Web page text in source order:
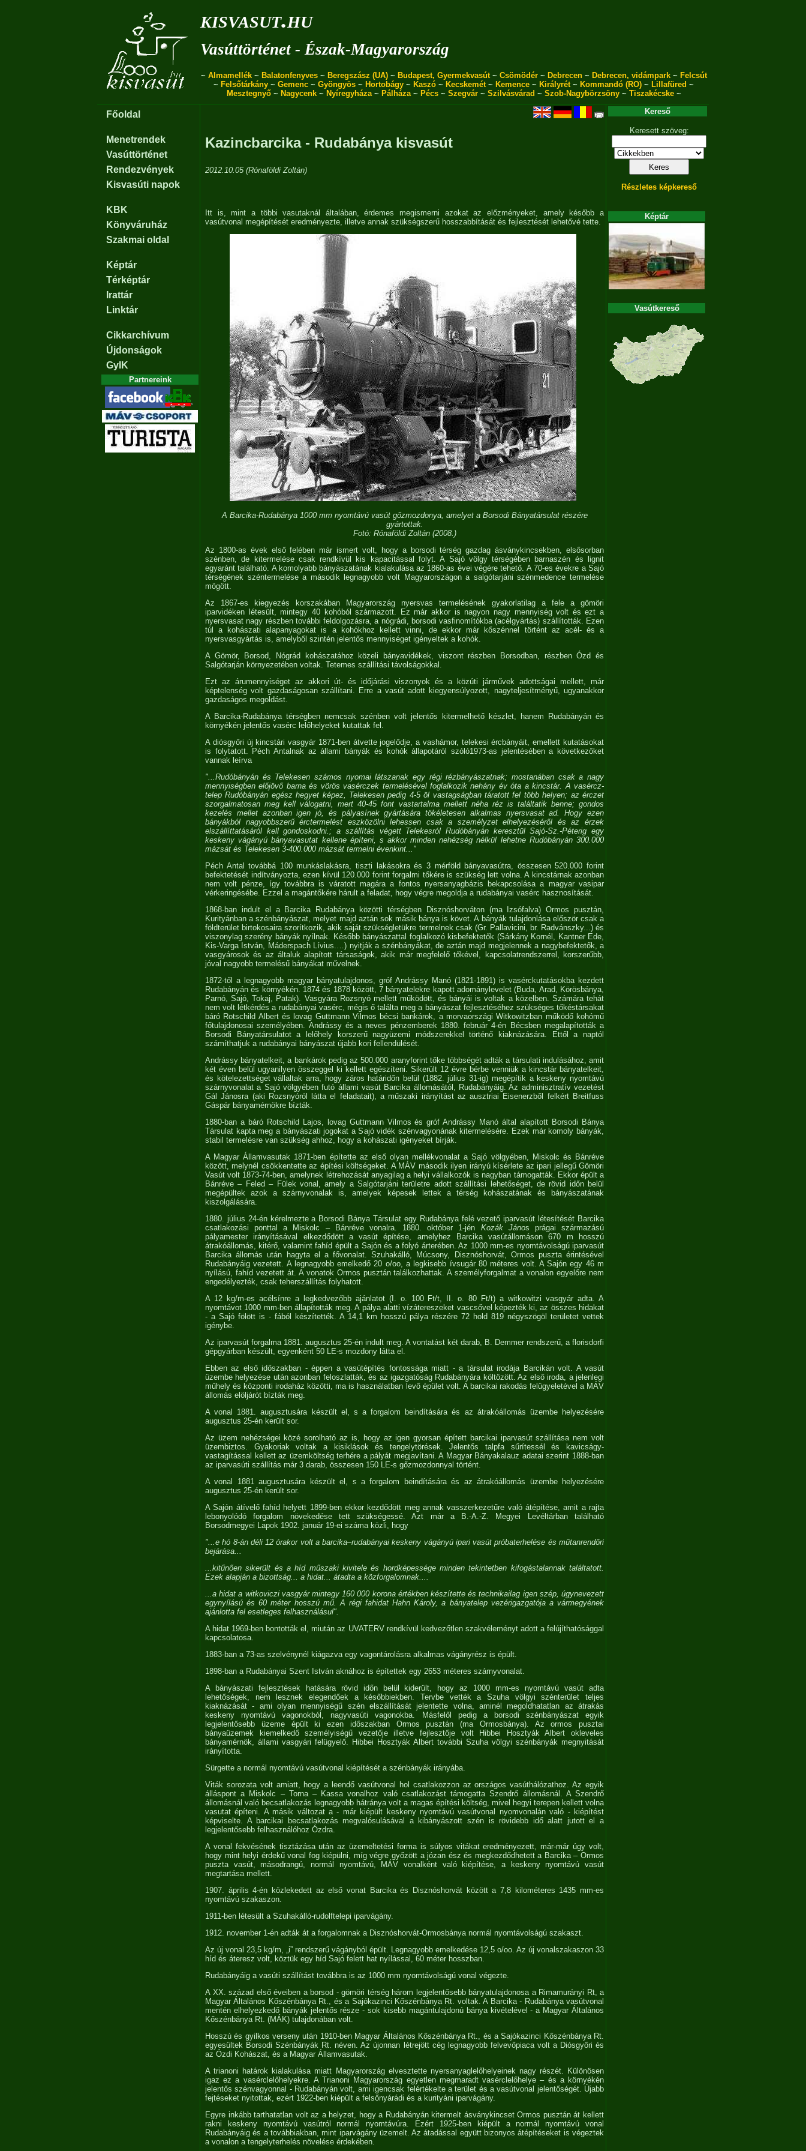
kisvasut.hu
Vasúttörténet - Észak-Magyarország
~ Almamellék~ Balatonfenyves~ Beregszász (UA)~ Budapest, Gyermekvasút~ Csömödér~ Debrecen~ Debrecen, vidámpark~ Felcsút
~ Felsőtárkány ~ Gemenc ~ Gyöngyös ~ Hortobágy ~ Kaszó ~ Kecskemét~ Kemence ~ Királyrét~ Kommandó (RO) ~ Lillafüred ~
Mesztegnyő~ Nagycenk~ Nyíregyháza~ Pálháza~ Pécs~ Szegvár~ Szilvásvárad ~ Szob-Nagybörzsöny~ Tiszakécske~
Főoldal
Menetrendek
Vasúttörténet
Rendezvények
Kisvasúti napok
KBK
Könyváruház
Szakmai oldal
Képtár
Térképtár
Irattár
Linktár
Cikkarchívum
Újdonságok
GyIK
Partnereink
Kazincbarcika - Rudabánya kisvasút
2012.10.05 (Rónaföldi Zoltán)
Itt is, mint a többi vasutaknál általában, érdemes megismerni azokat az előzményeket, amely később a
vasútvonal megépítését eredményezte, illetve annak szükségszerű hosszabbítását és fejlesztését lehetővé tette.
A Barcika-Rudabánya 1000 mm nyomtávú vasút gőzmozdonya, amelyet a Borsodi Bányatársulat részére
gyártottak.
Fotó: Rónaföldi Zoltán (2008.)
Az 1800-as évek első felében már ismert volt, hogy a borsodi térség gazdag ásványkincsekben, elsősorban
szénben, de kitermelése csak rendkívül kis kapacitással folyt. A Sajó völgy térségében barnaszén és lignit
egyaránt található. A komolyabb bányászatának kialakulása az 1860-as évei végére tehető. A 70-es évekre a Sajó
térségének széntermelése a második legnagyobb volt Magyarországon a salgótarjáni szénmedence termelése
mögött.
Az 1867-es kiegyezés korszakában Magyarország nyersvas termelésének gyakorlatilag a fele a gömöri
iparvidéken létesült, mintegy 40 kohóból származott. Ez már akkor is nagyon nagy mennyiség volt és ezt a
nyersvasat nagy részben további feldolgozásra, a nógrádi, borsodi vasfinomítókba (acélgyártás) szállították. Ezen
túl a kohászati alapanyagokat is a kohókhoz kellett vinni, de ekkor már kőszénnel történt az acél- és a
nyersvasgyártás is, amelyből szintén jelentős mennyiséget igényeltek a kohók.
A Gömör, Borsod, Nógrád kohászatához közeli bányavidékek, viszont részben Borsodban, részben Ózd és
Salgótarján környezetében voltak. Tetemes szállítási távolságokkal.
Ezt az árumennyiséget az akkori út- és időjárási viszonyok és a közúti járművek adottságai mellett, már
képtelenség volt gazdaságosan szállítani. Erre a vasút adott kiegyensúlyozott, nagyteljesítményű, ugyanakkor
gazdaságos megoldást.
A Barcika-Rudabánya térségben nemcsak szénben volt jelentős kitermelhető készlet, hanem Rudabányán és
környékén jelentős vasérc lelőhelyeket kutattak fel.
A diósgyőri új kincstári vasgyár 1871-ben átvette jogelődje, a vashámor, telekesi ércbányáit, emellett kutatásokat
is folytatott. Péch Antalnak az állami bányák és kohók állapotáról szóló1973-as jelentésében a következőket
vannak leírva
"...Rudóbányán és Telekesen számos nyomai látszanak egy régi rézbányászatnak; mostanában csak a nagy
mennyiségben előjövő barna és vörös vasérczek termelésével foglalkozik nehány év óta a kincstár. A vasércz-
telep Rudóbányán egész hegyet képez, Telekesen pedig 4-5 öl vastagságban táratott fel több helyen; az érczet
szorgalmatosan meg kell válogatni, mert 40-45 font vastartalma mellett néha réz is találtatik benne; gondos
kezelés mellet azonban igen jó, és pályasínek gyártására tökéletesen alkalmas nyersvasat ad. Hogy ezen
bányákból nagyobbszerű érctermelést eszközölni lehessen csak a személyzet elhelyezéséről és az érzek
elszállíttatásáról kell gondoskodni.; a szállítás végett Telekesról Rudóbányán keresztül Sajó-Sz.-Péterig egy
keskeny vágányú bányavasutat kellene építeni, s akkor minden nehézség nélkül lehetne Rudóbányán 300.000
mázsát és Telekesen 3-400.000 mázsát termelni évenkint..."
Péch Antal továbbá 100 munkáslakásra, tiszti lakásokra és 3 mérföld bányavasútra, összesen 520.000 forint
befektetését indítványozta, ezen kívül 120.000 forint forgalmi tőkére is szükség lett volna. A kincstárnak azonban
nem volt pénze, így továbbra is váratott magára a fontos nyersanyagbázis bekapcsolása a magyar vasipar
vérkeringésébe. Ezzel a magántőkére hárult a feladat, hogy végre megoldja a rudabányai vasérc hasznosítását.
1868-ban indult el a Barcika Rudabánya közötti térségben Disznóshorváton (ma Izsófalva) Ormos pusztán,
Kurityánban a szénbányászat, melyet majd aztán sok másik bánya is követ. A bányák tulajdonlása először csak a
földterület birtokosaira szorítkozik, akik saját szükségletükre termelnek csak (Gr. Pallavicini, br. Radvánszky...) és
viszonylag szerény bányák nyílnak. Később bányászattal foglalkozó kisbefektetők (Sárkány Kornél, Kantner Ede,
Kis-Varga István, Máderspach Lívius.…) nyitják a szénbányákat, de aztán majd megjelennek a nagybefektetők, a
vasgyárosok és az általuk alapított társaságok, akik már megfelelő tőkével, kapcsolatrendszerrel, korszerűbb,
jóval nagyobb termelésű bányákat művelnek.
1872-től a legnagyobb magyar bányatulajdonos, gróf Andrássy Manó (1821-1891) is vasérckutatásokba kezdett
Rudabányán és környékén. 1874 és 1878 között, 7 bányatelekre kapott adománylevelet (Buda, Arad, Körösbánya,
Parnó, Sajó, Tokaj, Patak). Vasgyára Rozsnyó mellett működött, és bányái is voltak a közelben. Számára tehát
nem volt létkérdés a rudabányai vasérc, mégis ő találta meg a bányászat fejlesztéséhez szükséges tőkéstársakat
báró Rotschild Albert és lovag Guttmann Vilmos bécsi bankárok, a morvaországi Witkowitzban működő kohómű
főtulajdonosai személyében. Andrássy és a neves pénzemberek 1880. február 4-én Bécsben megalapították a
Borsodi Bányatársulatot a lelőhely korszerű nagyüzemi módszerekkel történő kiaknázására. Ettől a naptól
számíthatjuk a rudabányai bányászat újabb kori fellendülését.
Andrássy bányatelkeit, a bankárok pedig az 500.000 aranyforint tőke többségét adták a társulati indulásához, amit
két éven belül ugyanilyen összeggel ki kellett egészíteni. Sikerült 12 évre bérbe venniük a kincstár bányatelkeit,
és kötelezettséget vállaltak arra, hogy záros határidőn belül (1882. július 31-ig) megépítik a keskeny nyomtávú
szárnyvonalat a Sajó völgyében futó állami vasút Barcika állomásától, Rudabányáig. Az adminisztratív vezetést
Gál Jánosra (aki Rozsnyóról látta el feladatait), a műszaki irányítást az ausztriai Eisenerzből felkért Breitfuss
Gáspár bányamérnökre bízták.
1880-ban a báró Rotschild Lajos, lovag Guttmann Vilmos és gróf Andrássy Manó által alapított Borsodi Bánya
Társulat kapta meg a bányászati jogokat a Sajó vidék szénvagyonának kitermelésére. Ezek már komoly bányák,
stabil termelésre van szükség ahhoz, hogy a kohászati igényeket bírják.
A Magyar Államvasutak 1871-ben építette az első olyan mellékvonalat a Sajó völgyében, Miskolc és Bánréve
között, melynél csökkentette az építési költségeket. A MÁV második ilyen irányú kísérlete az ipari jellegű Gömöri
Vasút volt 1873-74-ben, amelynek létrehozását anyagilag a helyi vállalkozók is nagyban támogatták. Ekkor épült a
Bánréve – Feled – Fülek vonal, amely a Salgótarjáni területre adott szállítási lehetőséget, de rövid időn belül
megépültek azok a szárnyvonalak is, amelyek képesek lettek a térség kohászatának és bányászatának
kiszolgálására.
1880. július 24-én kérelmezte a Borsodi Bánya Társulat egy Rudabánya felé vezető iparvasút létesítését Barcika
csatlakozási ponttal a Miskolc – Bánréve vonalra. 1880. október 1-jén Kozák János prágai származású
pályamester irányításával elkezdődött a vasút építése, amelyhez Barcika vasútállomáson 670 m hosszú
átrakóállomás, kitérő, valamint fahíd épült a Sajón és a folyó árterében. Az 1000 mm-es nyomtávolságú iparvasút
Barcika állomás után hagyta el a fővonalat. Szuhakálló, Múcsony, Disznóshorvát, Ormos puszta érintésével
Rudabányáig vezetett. A legnagyobb emelkedő 20 o/oo, a legkisebb ívsugár 80 méteres volt. A Sajón egy 46 m
nyílású, fahíd vezetett át. A vonatok Ormos pusztán találkozhattak. A személyforgalmat a vonalon egyelőre nem
engedélyezték, csak teherszállítás folyhatott.
A 12 kg/m-es acélsínre a legkedvezőbb ajánlatot (I. o. 100 Ft/t, II. o. 80 Ft/t) a witkowitzi vasgyár adta. A
nyomtávot 1000 mm-ben állapították meg. A pálya alatti vízátereszeket vascsővel képezték ki, az összes hidakat
- a Sajó fölött is - fából készítették. A 14,1 km hosszú pálya részére 72 hold 819 négyszögöl területet vettek
igénybe.
Az iparvasút forgalma 1881. augusztus 25-én indult meg. A vontatást két darab, B. Demmer rendszerű, a florisdorfi
gépgyárban készült, egyenként 50 LE-s mozdony látta el.
Ebben az első időszakban - éppen a vasútépítés fontossága miatt - a társulat irodája Barcikán volt. A vasút
üzembe helyezése után azonban feloszlatták, és az igazgatóság Rudabányára költözött. Az első iroda, a jelenlegi
műhely és központi irodaház közötti, ma is használatban levő épület volt. A barcikai rakodás felügyeletével a MÁV
állomás elöljárót bízták meg.
A vonal 1881. augusztusára készült el, s a forgalom beindítására és az átrakóállomás üzembe helyezésére
augusztus 25-én került sor.
Az üzem nehézségei közé sorolható az is, hogy az igen gyorsan épített barcikai iparvasút szállítása nem volt
üzembiztos. Gyakoriak voltak a kisiklások és tengelytörések. Jelentős talpfa sűrítessél és kavicságy-
vastagítással kellett az üzemköltség terhére a pályát megjavítani. A Magyar Bányakalauz adatai szerint 1888-ban
az iparvasúti szállítás már 3 darab, összesen 150 LE-s gőzmozdonnyal történt.
A vonal 1881 augusztusára készült el, s a forgalom beindítására és az átrakóállomás üzembe helyezésére
augusztus 25-én került sor.
A Sajón átívelő fahíd helyett 1899-ben ekkor kezdődött meg annak vasszerkezetűre való átépítése, amit a rajta
lebonyolódó forgalom növekedése tett szükségessé. Azt már a B.-A.-Z. Megyei Levéltárban található
Borsodmegyei Lapok 1902. január 19-ei száma közli, hogy
"...e hó 8-án déli 12 órakor volt a barcika–rudabányai keskeny vágányú ipari vasút próbaterhelése és műtanrendőri
bejárása...
...kitűnően sikerült és a híd műszaki kivitele és hordképessége minden tekintetben kifogástalannak találtatott.
Ezek alapján a bizottság... a hidat... átadta a közforgalomnak....
...a hidat a witkoviczi vasgyár mintegy 160 000 korona értékben készítette és technikailag igen szép, úgynevezett
egynyílású és 60 méter hosszú mű. A régi fahidat Hahn Károly, a bányatelep vezérigazgatója a vármegyének
ajánlotta fel esetleges felhasználásul".
A hidat 1969-ben bontották el, miután az UVATERV rendkívül kedvezőtlen szakvéleményt adott a felújíthatósággal
kapcsolatosa.
1883-ban a 73-as szelvénynél kiágazva egy vagontárolásra alkalmas vágányrész is épült.
1898-ban a Rudabányai Szent István aknához is építettek egy 2653 méteres szárnyvonalat.
A bányászati fejlesztések hatására rövid időn belül kiderült, hogy az 1000 mm-es nyomtávú vasút adta
lehetőségek, nem lesznek elegendőek a későbbiekben. Tervbe vették a Szuha völgyi szénterület teljes
kiaknázását - ami olyan mennyiségű szén elszállítását jelentette volna, aminél megoldhatatlan az átrakás
keskeny nyomtávú vagonokból, nagyvasúti vagonokba. Másfelől pedig a borsodi szénbányászat egyik
legjelentősebb üzeme épült ki ezen időszakban Ormos pusztán (ma Ormosbánya). Az ormos pusztai
bányaüzemek kiemelkedő személyiségű vezetője illetve fejlesztője volt Hibbei Hosztyák Albert okleveles
bányamérnök, állami vasgyári felügyelő. Hibbei Hosztyák Albert további Szuha völgyi szénbányák megnyitását
irányította.
Sürgette a normál nyomtávú vasútvonal kiépítését a szénbányák irányába.
Viták sorozata volt amiatt, hogy a leendő vasútvonal hol csatlakozzon az országos vasúthálózathoz. Az egyik
álláspont a Miskolc – Torna – Kassa vonalhoz való csatlakozást támogatta Szendrő állomásnál. A Szendrő
állomásnál való becsatlakozás legnagyobb hátránya volt a magas építési költség, mivel hegyi terepen kellett volna
vasutat építeni. A másik változat a - már kiépült keskeny nyomtávú vasútvonal nyomvonalán való - kiépítést
képviselte. A barcikai becsatlakozás megvalósulásával a kibányászott szén is rövidebb idő alatt jutott el a
legjelentősebb felhasználóhoz Ózdra.
A vonal fekvésének tisztázása után az üzemeltetési forma is súlyos vitákat eredményezett, már-már úgy volt,
hogy mint helyi érdekű vonal fog kiépülni, míg végre győzött a józan ész és megkezdődhetett a Barcika – Ormos
puszta vasút, másodrangú, normál nyomtávú, MÁV vonalként való kiépítése, a keskeny nyomtávú vasút
megtartása mellett.
1907. április 4-én közlekedett az első vonat Barcika és Disznóshorvát között a 7,8 kilométeres 1435 mm-es
nyomtávú szakaszon.
1911-ben létesült a Szuhakálló-rudolftelepi iparvágány.
1912. november 1-én adták át a forgalomnak a Disznóshorvát-Ormosbánya normál nyomtávolságú szakaszt.
Az új vonal 23,5 kg/m, „i” rendszerű vágányból épült. Legnagyobb emelkedése 12,5 o/oo. Az új vonalszakaszon 33
híd és áteresz volt, köztük egy híd Sajó felett hat nyílással, 60 méter hosszban.
Rudabányáig a vasúti szállítást továbbra is az 1000 mm nyomtávolságú vonal végezte.
A XX. század első éveiben a borsod - gömöri térség három legjelentősebb bányatulajdonosa a Rimamurányi Rt, a
Magyar Általános Kőszénbánya Rt., és a Sajókazinci Kőszénbánya Rt. voltak. A Barcika - Rudabánya vasútvonal
mentén elhelyezkedő bányák jelentős része - sok kisebb magántulajdonú bánya kivételével - a Magyar Általános
Kőszénbánya Rt. (MÁK) tulajdonában volt.
Hosszú és gyilkos verseny után 1910-ben Magyar Általános Kőszénbánya Rt., és a Sajókazinci Kőszénbánya Rt.
egyesültek Borsodi Szénbányák Rt. néven. Az újonnan létrejött cég legnagyobb felvevőpiaca volt a Diósgyőri és
az Ózdi Kohászat, és a Magyar Államvasutak.
A trianoni határok kialakulása miatt Magyarország elvesztette nyersanyaglelőhelyeinek nagy részét. Különösen
igaz ez a vasérclelőhelyekre. A Trianoni Magyarország egyetlen megmaradt vasérclelőhelye – és a környékén
jelentős szénvagyonnal - Rudabányán volt, ami igencsak felértékelte a terület és a vasútvonal jelentőségét. Újabb
fejtéseket nyitottak, ezért 1922-ben kiépült a felsőnyárádi és a kurityáni iparvágány.
Egyre inkább tarthatatlan volt az a helyzet, hogy a Rudabányán kitermelt ásványkincset Ormos pusztán át kellett
rakni keskeny nyomtávú vasútról normál nyomtávúra. Ezért 1925-ben kiépült a normál nyomtávú vonal
Rudabányáig és a továbbiakban, mint iparvágány üzemelt. Az átadással együtt bizonyos átépítéseket is végeztek
a vonalon a tengelyterhelés növelése érdekében.
Kereső
Keresett szöveg:
Részletes képkereső
Képtár
Vasútkereső